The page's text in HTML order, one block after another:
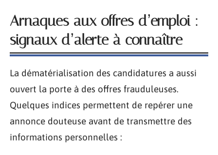
Arnaques aux offres d’emploi :
signaux d’alerte à connaître
La dématérialisation des candidatures a aussi
ouvert la porte à des offres frauduleuses.
Quelques indices permettent de repérer une
annonce douteuse avant de transmettre des
informations personnelles :